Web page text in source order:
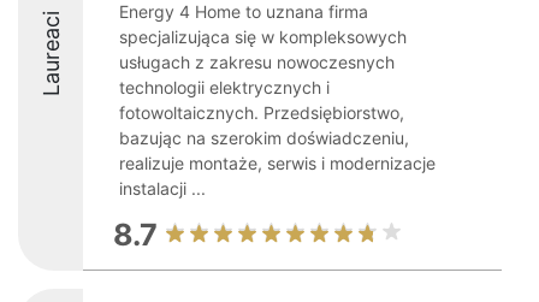
Laureaci
Energy 4 Home to uznana firma
specjalizująca się w kompleksowych
usługach z zakresu nowoczesnych
technologii elektrycznych i
fotowoltaicznych. Przedsiębiorstwo,
bazując na szerokim doświadczeniu,
realizuje montaże, serwis i modernizacje
instalacji ...
8.7